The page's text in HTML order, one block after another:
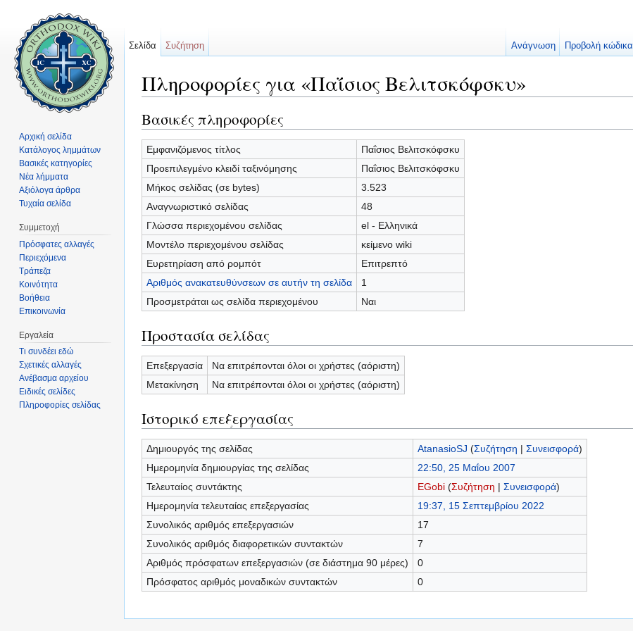
Πληροφορίες για «Παΐσιος Βελιτσκόφσκυ»
Βασικές πληροφορίες
Εμφανιζόμενος τίτλος
Παΐσιος Βελιτσκόφσκυ
Προεπιλεγμένο κλειδί ταξινόμησης
Παΐσιος Βελιτσκόφσκυ
Μήκος σελίδας (σε bytes)
3.523
Αναγνωριστικό σελίδας
48
Γλώσσα περιεχομένου σελίδας
el - Ελληνικά
Μοντέλο περιεχομένου σελίδας
κείμενο wiki
Ευρετηρίαση από ρομπότ
Επιτρεπτό
Αριθμός ανακατευθύνσεων σε αυτήν τη σελίδα
1
Προσμετράται ως σελίδα περιεχομένου
Ναι
Προστασία σελίδας
Επεξεργασία
Να επιτρέπονται όλοι οι χρήστες (αόριστη)
Μετακίνηση
Να επιτρέπονται όλοι οι χρήστες (αόριστη)
Ιστορικό επεξεργασίας
Δημιουργός της σελίδας AtanasioSJ (Συζήτηση | Συνεισφορά)
Ημερομηνία δημιουργίας της σελίδας
22:50, 25 Μαΐου 2007
Τελευταίος συντάκτης
EGobi (Συζήτηση | Συνεισφορά)
Ημερομηνία τελευταίας επεξεργασίας
19:37, 15 Σεπτεμβρίου 2022
Συνολικός αριθμός επεξεργασιών
17
Συνολικός αριθμός διαφορετικών συντακτών
7
Αριθμός πρόσφατων επεξεργασιών (σε διάστημα 90 μέρες)
0
Πρόσφατος αριθμός μοναδικών συντακτών
0
Σελίδα Συζήτηση Ανάγνωση Προβολή κώδικα
Αρχική σελίδα
Κατάλογος λημμάτων
Βασικές κατηγορίες
Νέα λήμματα
Αξιόλογα άρθρα
Τυχαία σελίδα
Συμμετοχή
Πρόσφατες αλλαγές
Περιεχόμενα
Τράπεζα
Κοινότητα
Βοήθεια
Επικοινωνία
Εργαλεία
Τι συνδέει εδώ
Σχετικές αλλαγές
Ανέβασμα αρχείου
Ειδικές σελίδες
Πληροφορίες σελίδας